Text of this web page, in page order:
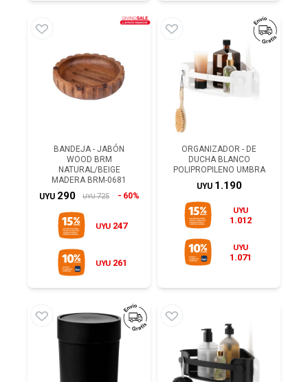
BANDEJA - JABÓN
WOOD BRM
NATURAL/BEIGE
MADERA BRM-0681
UYU 290 UYU 725 60%
UYU 247
UYU 261
ORGANIZADOR - DE
DUCHA BLANCO
POLIPROPILENO UMBRA
UYU 1.190
UYU
1.012
UYU
1.071